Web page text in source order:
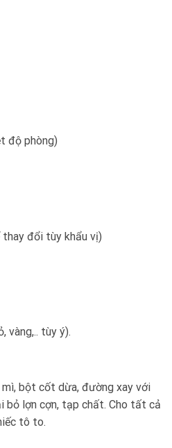
độ phòng)
đổi tùy khẩu vị)
vàng,.. tùy ý).
bột cốt dừa, đường xay với
bỏ lợn cợn, tạp chất. Cho tất cả
tô to.